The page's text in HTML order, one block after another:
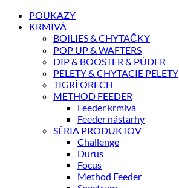
POUKAZY
KRMIVÁ
BOILIES & CHYTAČKY
POP UP & WAFTERS
DIP & BOOSTER & PÚDER
PELETY & CHYTACIE PELETY
TIGRÍ ORECH
METHOD FEEDER
Feeder krmivá
Feeder nástarhy
SÉRIA PRODUKTOV
Challenge
Durus
Focus
Method Feeder